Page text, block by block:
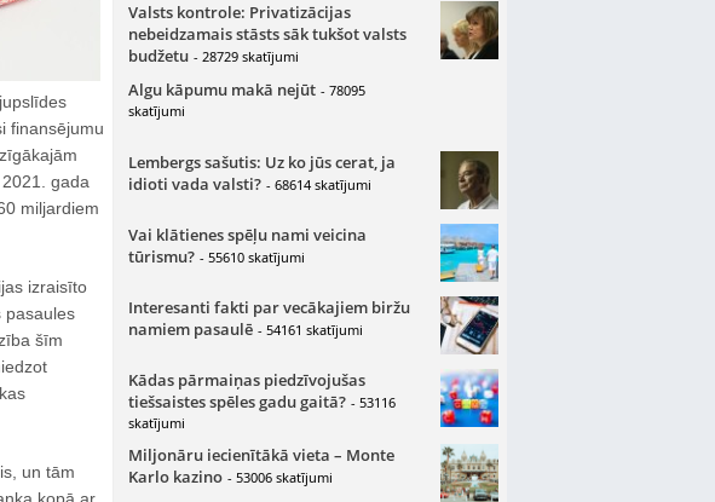
finansējumu
gada
miljardiem
izraisīto
pasaules
šīm
un tām
Valsts kontrole: Privatizācijas
nebeidzamais stāsts sāk tukšot valsts
budžetu - 28729 skatījumi
Algu kāpumu makā nejūt - 78095
skatījumi
Lembergs sašutis: Uz ko jūs cerat, ja
idioti vada valsti? - 68614 skatījumi
Vai klātienes spēļu nami veicina
tūrismu? - 55610 skatījumi
Interesanti fakti par vecākajiem biržu
namiem pasaulē - 54161 skatījumi
Kādas pārmaiņas piedzīvojušas
tiešsaistes spēles gadu gaitā? - 53116
skatījumi
Miljonāru iecienītākā vieta – Monte
Karlo kazino - 53006 skatījumi